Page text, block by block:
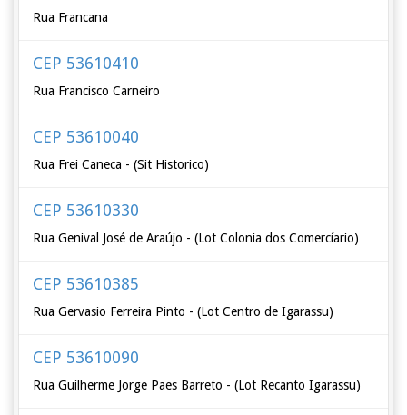
Rua Francana
CEP 53610410
Rua Francisco Carneiro
CEP 53610040
Rua Frei Caneca - (Sit Historico)
CEP 53610330
Rua Genival José de Araújo - (Lot Colonia dos Comercíario)
CEP 53610385
Rua Gervasio Ferreira Pinto - (Lot Centro de Igarassu)
CEP 53610090
Rua Guilherme Jorge Paes Barreto - (Lot Recanto Igarassu)